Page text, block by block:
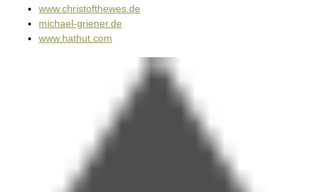
www.christofthewes.de
michael-griener.de
www.hathut.com